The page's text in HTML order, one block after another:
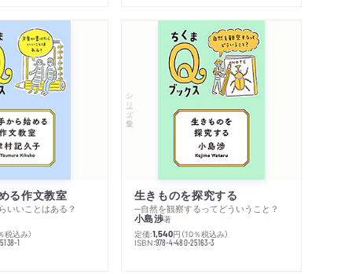
る作文教室
いいことはある？
税込み）
1
シリーズ・全集
生きものを探究する
─自然を観察するってどういうこと？
小島渉著
定価:1,540円 （10％税込み）
ISBN:978-4-480-25163-3